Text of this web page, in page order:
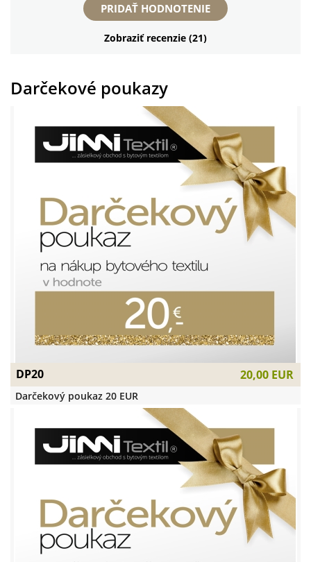
PRIDAŤ HODNOTENIE
Zobraziť recenzie (21)
DP20 20,00 EUR
Darčekový poukaz 20 EUR
Darčekové poukazy